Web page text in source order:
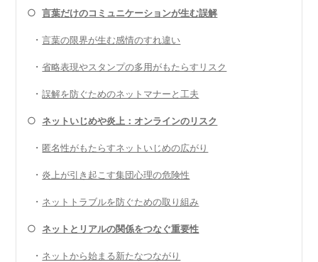
○言葉だけのコミュニケーションが生む誤解
・言葉の限界が生む感情のすれ違い
・省略表現やスタンプの多用がもたらすリスク
・誤解を防ぐためのネットマナーと工夫
○ネットいじめや炎上：オンラインのリスク
・匿名性がもたらすネットいじめの広がり
・炎上が引き起こす集団心理の危険性
・ ネットトラブルを防ぐための取り組み
○ネットとリアルの関係をつなぐ重要性
・ ネットから始まる新たなつながり